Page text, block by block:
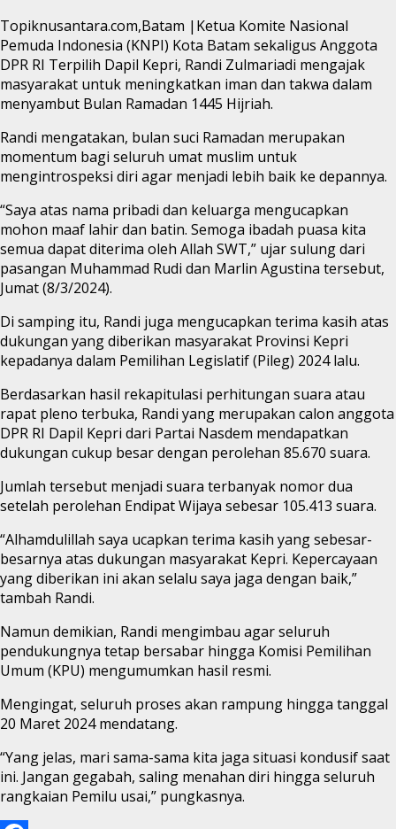
Topiknusantara.com,Batam |Ketua Komite Nasional
Pemuda Indonesia (KNPI) Kota Batam sekaligus Anggota
DPR RI Terpilih Dapil Kepri, Randi Zulmariadi mengajak
masyarakat untuk meningkatkan iman dan takwa dalam
menyambut Bulan Ramadan 1445 Hijriah.
Randi mengatakan, bulan suci Ramadan merupakan
momentum bagi seluruh umat muslim untuk
mengintrospeksi diri agar menjadi lebih baik ke depannya.
“Saya atas nama pribadi dan keluarga mengucapkan
mohon maaf lahir dan batin. Semoga ibadah puasa kita
semua dapat diterima oleh Allah SWT,” ujar sulung dari
pasangan Muhammad Rudi dan Marlin Agustina tersebut,
Jumat (8/3/2024).
Di samping itu, Randi juga mengucapkan terima kasih atas
dukungan yang diberikan masyarakat Provinsi Kepri
kepadanya dalam Pemilihan Legislatif (Pileg) 2024 lalu.
Berdasarkan hasil rekapitulasi perhitungan suara atau
rapat pleno terbuka, Randi yang merupakan calon anggota
DPR RI Dapil Kepri dari Partai Nasdem mendapatkan
dukungan cukup besar dengan perolehan 85.670 suara.
Jumlah tersebut menjadi suara terbanyak nomor dua
setelah perolehan Endipat Wijaya sebesar 105.413 suara.
“Alhamdulillah saya ucapkan terima kasih yang sebesar-
besarnya atas dukungan masyarakat Kepri. Kepercayaan
yang diberikan ini akan selalu saya jaga dengan baik,”
tambah Randi.
Namun demikian, Randi mengimbau agar seluruh
pendukungnya tetap bersabar hingga Komisi Pemilihan
Umum (KPU) mengumumkan hasil resmi.
Mengingat, seluruh proses akan rampung hingga tanggal
20 Maret 2024 mendatang.
“Yang jelas, mari sama-sama kita jaga situasi kondusif saat
ini. Jangan gegabah, saling menahan diri hingga seluruh
rangkaian Pemilu usai,” pungkasnya.